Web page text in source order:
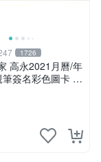
1726
高永2021月曆/年
簽名彩色圖卡 梵
學聖女 星座刑事